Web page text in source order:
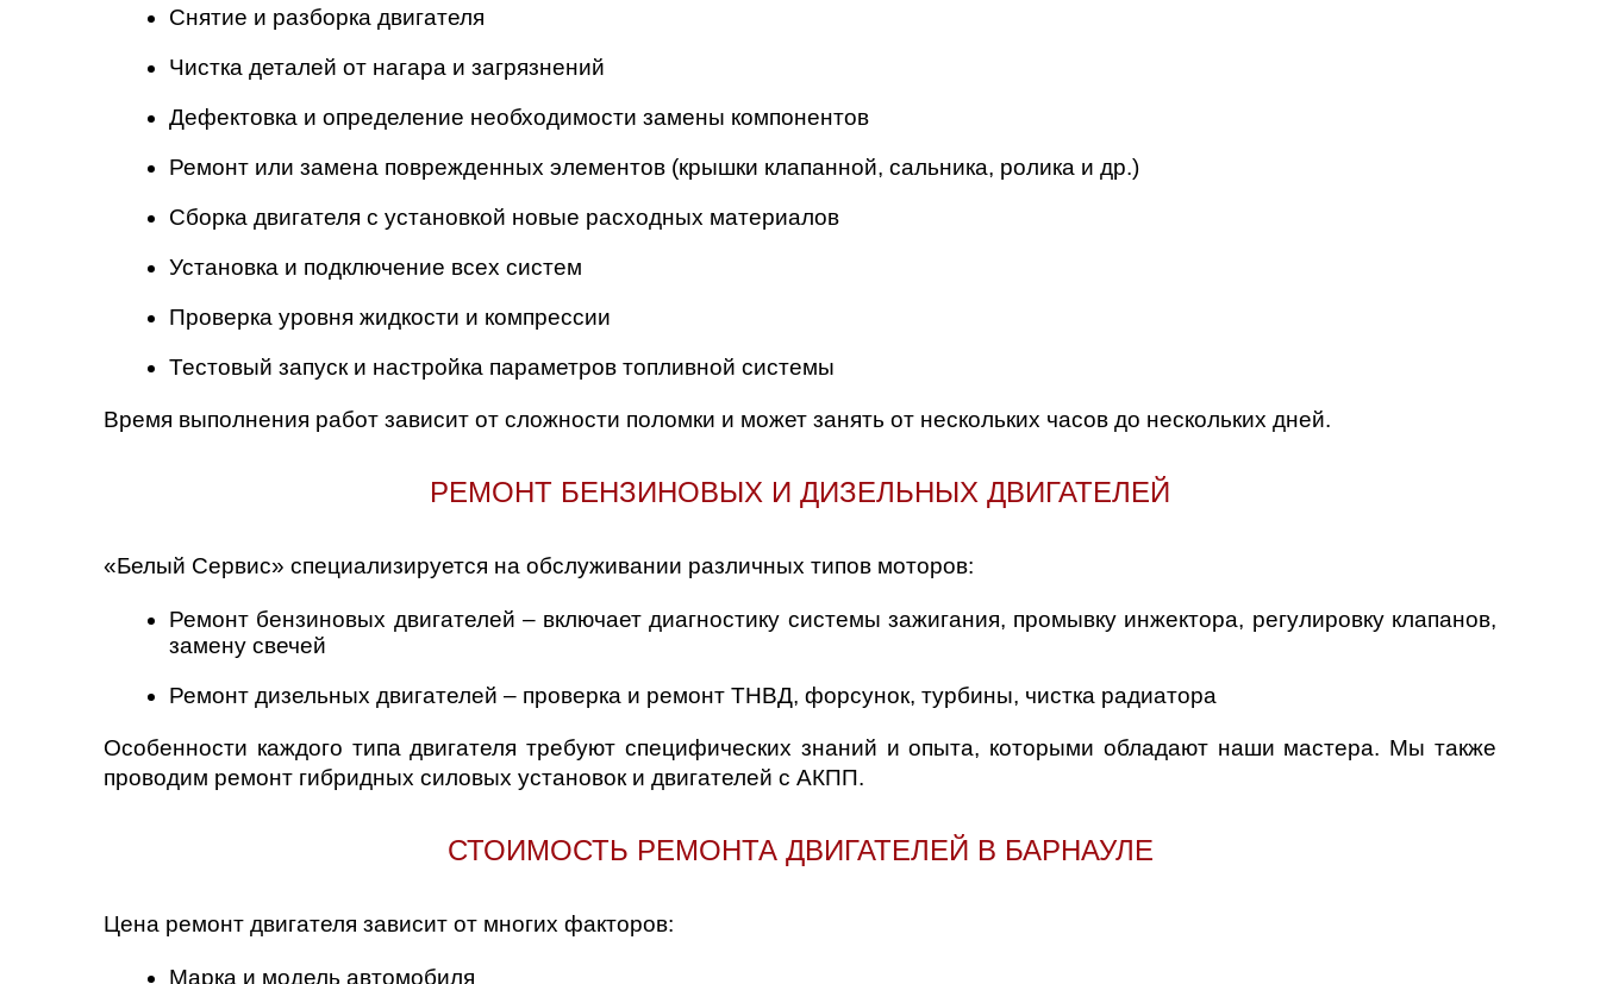
Снятие и разборка двигателя
Чистка деталей от нагара и загрязнений
Дефектовка и определение необходимости замены компонентов
Ремонт или замена поврежденных элементов (крышки клапанной, сальника, ролика и др.)
Сборка двигателя с установкой новые расходных материалов
Установка и подключение всех систем
Проверка уровня жидкости и компрессии
Тестовый запуск и настройка параметров топливной системы
Время выполнения работ зависит от сложности поломки и может занять от нескольких часов до нескольких дней.
РЕМОНТ БЕНЗИНОВЫХ И ДИЗЕЛЬНЫХ ДВИГАТЕЛЕЙ
«Белый Сервис» специализируется на обслуживании различных типов моторов:
Ремонт бензиновых двигателей – включает диагностику системы зажигания, промывку инжектора, регулировку клапанов,
замену свечей
Ремонт дизельных двигателей – проверка и ремонт ТНВД, форсунок, турбины, чистка радиатора
Особенности каждого типа двигателя требуют специфических знаний и опыта, которыми обладают наши мастера. Мы также
проводим ремонт гибридных силовых установок и двигателей с АКПП.
СТОИМОСТЬ РЕМОНТА ДВИГАТЕЛЕЙ В БАРНАУЛЕ
Цена ремонт двигателя зависит от многих факторов:
Марка и модель автомобиля